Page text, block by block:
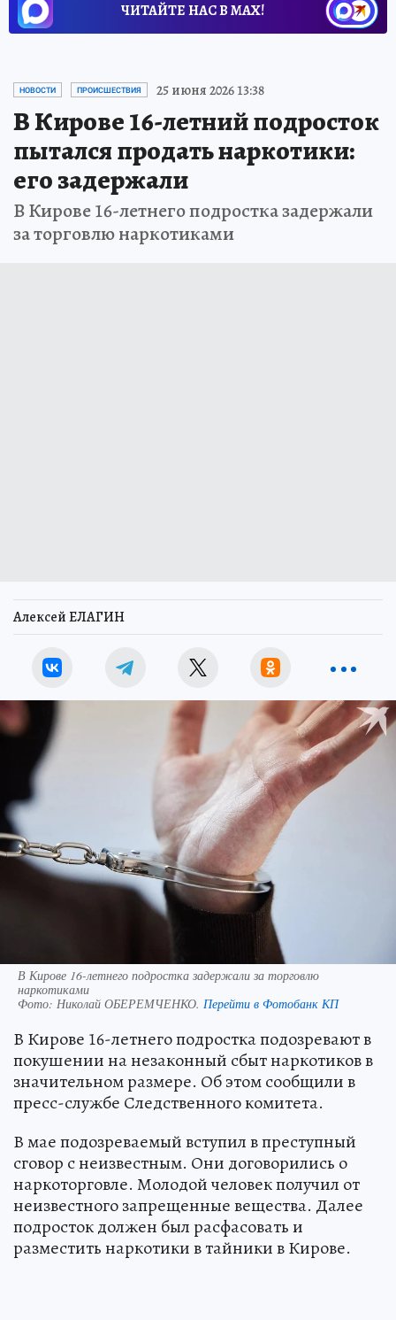
ЧИТАЙТЕ НАС В МАХ!
НОВОСТИ ПРОИСШЕСТВИЯ 25 июня 2026 13:38
В Кирове 16-летний подросток
пытался продать наркотики:
его задержали
В Кирове 16-летнего подростка задержали
за торговлю наркотиками
Алексей ЕЛАГИН
В Кирове 16-летнего подростка задержали за торговлю
наркотиками
Фото: Николай ОБЕРЕМЧЕНКО. Перейти в Фотобанк КП
В Кирове 16-летнего подростка подозревают в
покушении на незаконный сбыт наркотиков в
значительном размере. Об этом сообщили в
пресс-службе Следственного комитета.
В мае подозреваемый вступил в преступный
сговор с неизвестным. Они договорились о
наркоторговле. Молодой человек получил от
неизвестного запрещенные вещества. Далее
подросток должен был расфасовать и
разместить наркотики в тайники в Кирове.